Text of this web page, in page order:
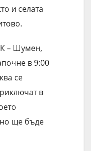
и селата
– Шумен,
в 9:00
се
в
ще бъде